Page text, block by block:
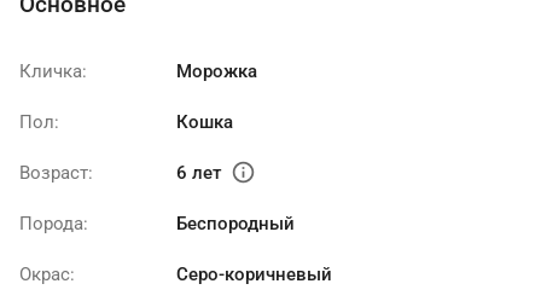
Кличка: Морожка
Пол: Кошка
Возраст: 6 лет info
Порода: Беспородный
Окрас: Серо-коричневый